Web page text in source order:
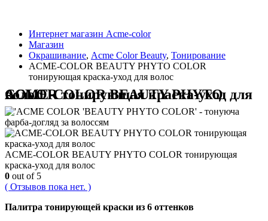
Интернет магазин Acme-color
Магазин
Окрашивание, Acme Color Beauty, Тонирование
ACME-COLOR BEAUTY PHYTO COLOR
тонирующая краска-уход для волос
ACME-COLOR BEAUTY PHYTO COLOR тонирующая краска-уход для волос
ACME-COLOR BEAUTY PHYTO COLOR тонирующая
краска-уход для волос
0 out of 5
( Отзывов пока нет. )
Палитра тонирующей краски из 6 оттенков